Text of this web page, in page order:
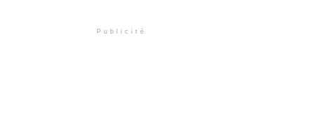
Publicité